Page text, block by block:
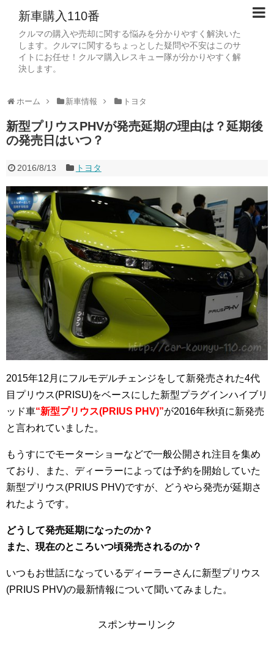
新車購入110番
クルマの購入や売却に関する悩みを分かりやすく解決いた
します。クルマに関するちょっとした疑問や不安はこのサ
イトにお任せ！クルマ購入レスキュー隊が分かりやすく解
決します。
ホーム 新車情報 トヨタ
新型プリウスPHVが発売延期の理由は？延期後
の発売日はいつ？
2016/8/13 トヨタ
2015年12月にフルモデルチェンジをして新発売された4代
目プリウス(PRISU)をベースにした新型プラグインハイブリ
ッド車“新型プリウス(PRIUS PHV)”が2016年秋頃に新発売
と言われていました。
もうすにでモーターショーなどで一般公開され注目を集め
ており、また、ディーラーによっては予約を開始していた
新型プリウス(PRIUS PHV)ですが、どうやら発売が延期さ
れたようです。
どうして発売延期になったのか？
また、現在のところいつ頃発売されるのか？
いつもお世話になっているディーラーさんに新型プリウス
(PRIUS PHV)の最新情報について聞いてみました。
スポンサーリンク